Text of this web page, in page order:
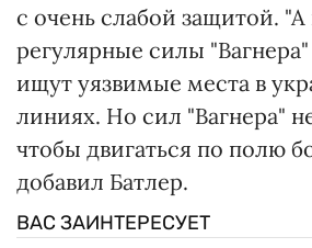
с очень слабой защитой.
регулярные силы
ищут уязвимые места в
линиях. Но сил "Вагнера"
чтобы двигаться по полю
добавил Батлер.
ВАС ЗАИНТЕРЕСУЕТ